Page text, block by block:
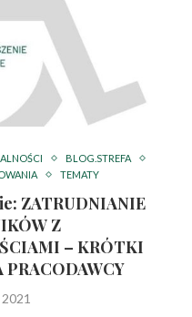
BLOG.STREFA
TEMATY
ZATRUDNIANIE
Z
– KRÓTKI